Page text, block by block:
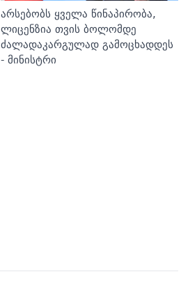
არსებობს ყველა წინაპირობა,
ლიცენზია თვის ბოლომდე
ძალადაკარგულად გამოცხადდეს
- მინისტრი